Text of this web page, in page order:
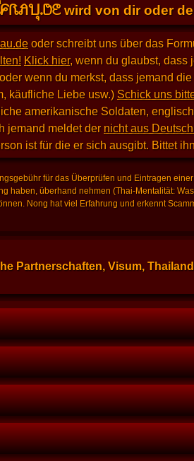
wird von dir oder
oder schreibt uns über das
Klick hier, wenn du glaubst, dass
wenn du merkst, dass jemand die
käufliche Liebe usw.) Schick uns
amerikanische Soldaten,
jemand meldet der nicht aus
ist für die er sich ausgibt. Bittet
für das Überprüfen und Eintragen
haben, überhand nehmen (Thai-Mentalität:
Nong hat viel Erfahrung und erkennt
Partnerschaften, Visum,